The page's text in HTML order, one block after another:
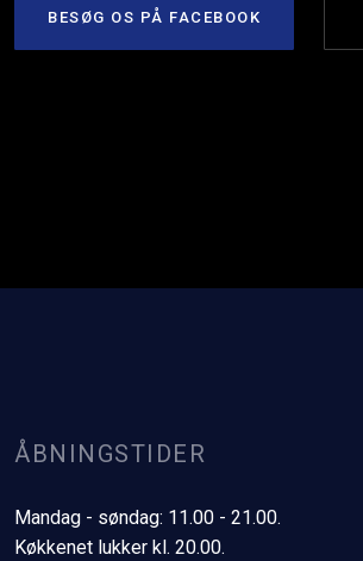
BESØG OS PÅ FACEBOOK
ÅBNINGSTIDER
Mandag - søndag: 11.00 - 21.00.
Køkkenet lukker kl. 20.00.